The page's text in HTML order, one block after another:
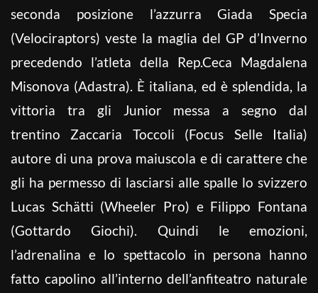
seconda posizione l’azzurra Giada Specia
(Velociraptors) veste la maglia del GP d’Inverno
precedendo l’atleta della Rep.Ceca Magdalena
Misonova (Adastra). È italiana, ed è splendida, la
vittoria tra gli Junior messa a segno dal
trentino Zaccaria Toccoli (Focus Selle Italia)
autore di una prova maiuscola e di carattere che
gli ha permesso di lasciarsi alle spalle lo svizzero
Lucas Schätti (Wheeler Pro) e Filippo Fontana
(Gottardo Giochi). Quindi le emozioni,
l’adrenalina e lo spettacolo in persona hanno
fatto capolino all’interno dell’anfiteatro naturale